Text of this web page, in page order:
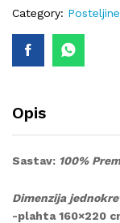
402
Category:
Opis
Sastav: 100%
Dimenzija
-plahta 160×220